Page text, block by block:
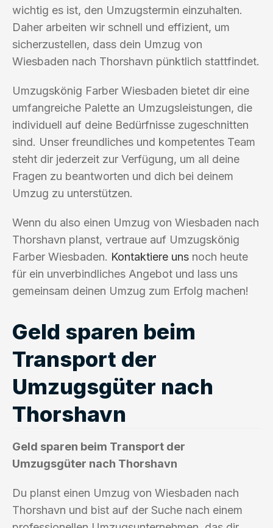
wichtig es ist, den Umzugstermin einzuhalten.
Daher arbeiten wir schnell und effizient, um
sicherzustellen, dass dein Umzug von
Wiesbaden nach Thorshavn pünktlich stattfindet.
Umzugskönig Farber Wiesbaden bietet dir eine
umfangreiche Palette an Umzugsleistungen, die
individuell auf deine Bedürfnisse zugeschnitten
sind. Unser freundliches und kompetentes Team
steht dir jederzeit zur Verfügung, um all deine
Fragen zu beantworten und dich bei deinem
Umzug zu unterstützen.
Wenn du also einen Umzug von Wiesbaden nach
Thorshavn planst, vertraue auf Umzugskönig
Farber Wiesbaden. Kontaktiere uns noch heute
für ein unverbindliches Angebot und lass uns
gemeinsam deinen Umzug zum Erfolg machen!
Geld sparen beim
Transport der
Umzugsgüter nach
Thorshavn
Geld sparen beim Transport der
Umzugsgüter nach Thorshavn
Du planst einen Umzug von Wiesbaden nach
Thorshavn und bist auf der Suche nach einem